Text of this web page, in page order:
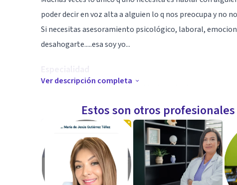
poder decir en voz alta a alguien lo q nos preocupa y no
Si necesitas asesoramiento psicológico, laboral,
desahogarte.....esa soy yo...
Especialidad
Soy muy empatica..... responsable de mi trabajo y con
Mi especialidad son los recursos humanos...
T puedo enseñar a sacarle más provecho a tu
entrevistas,etc....
Ver descripción completa
Estos son otros